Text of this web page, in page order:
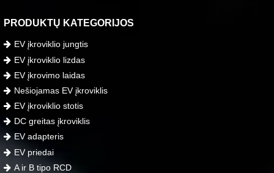
PRODUKTŲ KATEGORIJOS
EV įkroviklio jungtis
EV įkroviklio lizdas
EV įkrovimo laidas
Nešiojamas EV įkroviklis
EV įkroviklio stotis
DC greitas įkroviklis
EV adapteris
EV priedai
A ir B tipo RCD